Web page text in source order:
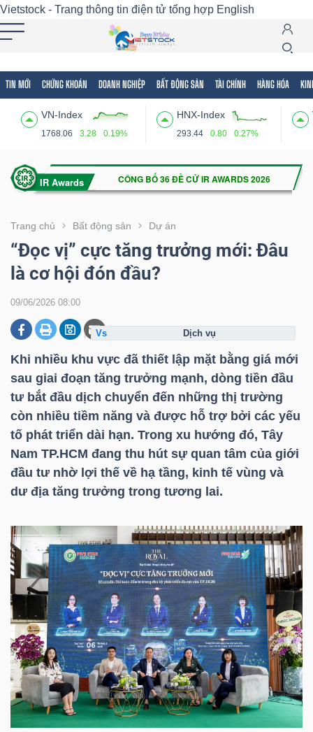
Vietstock - Trang thông tin điện tử tổng hợp English
TIN MỚI CHỨNG KHOÁN DOANH NGHIỆP BẤT ĐỘNG SẢN TÀI CHÍNH HÀNG HÓA
VN-Index
1768.06 3.28 0.19%
HNX-Index
293.44 0.80 0.27%
Trang chủ Bất động sản Dự án
“Đọc vị” cực tăng trưởng mới: Đâu
là cơ hội đón đầu?
09/06/2026 08:00
Khi nhiều khu vực đã thiết lập mặt bằng giá mới
sau giai đoạn tăng trưởng mạnh, dòng tiền đầu
tư bắt đầu dịch chuyển đến những thị trường
còn nhiều tiềm năng và được hỗ trợ bởi các yếu
tố phát triển dài hạn. Trong xu hướng đó, Tây
Nam TP.HCM đang thu hút sự quan tâm của giới
đầu tư nhờ lợi thế về hạ tầng, kinh tế vùng và
dư địa tăng trưởng trong tương lai.
dịch vụ
Tất cả Tính năng Ngành Mã chứng khoán
Tính
(-)
VIETSTOCK
CHỨNG
DOANH
NGHIỆP
BẤT
SẢN
TÀI
CHÍNH
HÀNG
HÓA
KINH